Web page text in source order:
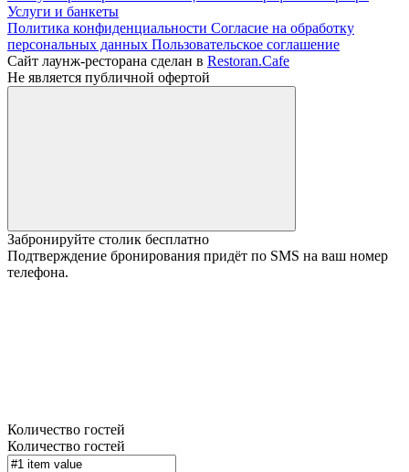
Услуги и банкеты
Политика конфиденциальности Cогласие на обработку
персональных данных Пользовательское соглашение
Сайт лаунж-ресторана сделан в Restoran.Cafe
Не является публичной офертой
Забронируйте столик бесплатно
Подтверждение бронирования придёт по SMS на ваш номер
телефона.
Количество гостей
Количество гостей